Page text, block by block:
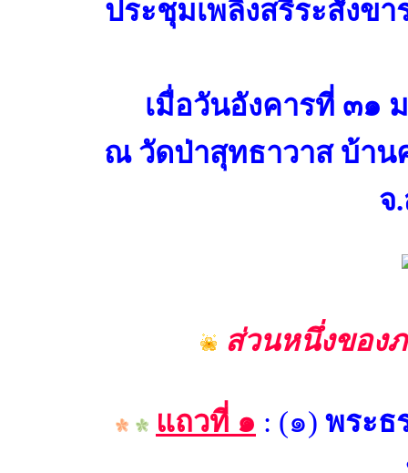
ประชุมเพลิงสรีระสังข
เมื่อวันอังคารที่ ๓๑
ณ วัดป่าสุทธาวาส บ้าน
จ
ส่วนหนึ่งของ
แถวที่ ๑ : (๑) พระธ